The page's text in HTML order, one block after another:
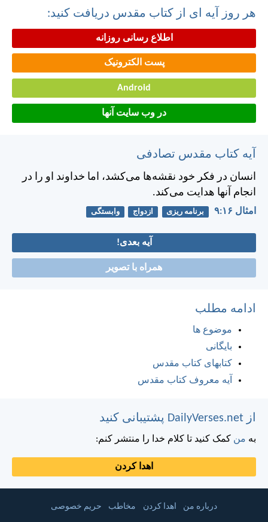
هر روز آیه ای از کتاب مقدس دریافت کنید:
اطلاع رسانی روزانه
پست الکترونیک
Android
در وب سایت آنها
آیه کتاب مقدس تصادفی
انسان در فكر خود نقشه‌ها می‌كشد، اما خداوند او را در
انجام آنها هدايت می‌كند.
امثال ۱۶:‏۹ برنامه ریزی ازدواج وابستگی
آیه بعدی!
همراه با تصویر
ادامه مطلب
موضوع ها
بایگانی
کتابهای کتاب مقدس
آیه معروف کتاب مقدس
از DailyVerses.net پشتیبانی کنید
به من کمک کنید تا کلام خدا را منتشر کنم:
اهدا کردن
درباره من اهدا کردن مخاطب حریم خصوصی